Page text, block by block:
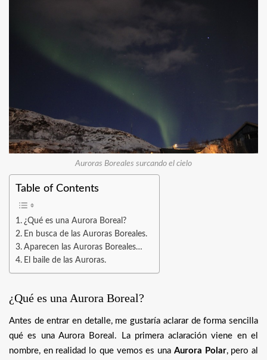
Auroras Boreales surcando el cielo
Table of Contents
¿Qué es una Aurora Boreal?
En busca de las Auroras Boreales.
Aparecen las Auroras Boreales…
El baile de las Auroras.
¿Qué es una Aurora Boreal?
Antes de entrar en detalle, me gustaría aclarar de forma sencilla
qué es una Aurora Boreal. La primera aclaración viene en el
nombre, en realidad lo que vemos es una Aurora Polar, pero al